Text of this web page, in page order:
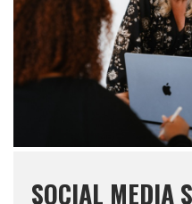
SOCIAL MEDIA